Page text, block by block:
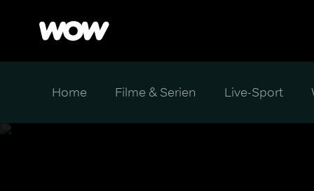
Home Filme & Serien Live-Sport